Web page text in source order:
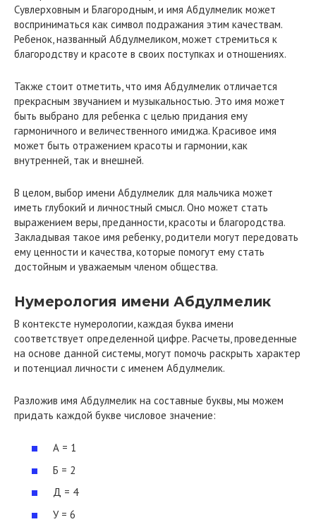
Сувлерховным и Благородным, и имя Абдулмелик может
восприниматься как символ подражания этим качествам.
Ребенок, названный Абдулмеликом, может стремиться к
благородству и красоте в своих поступках и отношениях.
Также стоит отметить, что имя Абдулмелик отличается
прекрасным звучанием и музыкальностью. Это имя может
быть выбрано для ребенка с целью придания ему
гармоничного и величественного имиджа. Красивое имя
может быть отражением красоты и гармонии, как
внутренней, так и внешней.
В целом, выбор имени Абдулмелик для мальчика может
иметь глубокий и личностный смысл. Оно может стать
выражением веры, преданности, красоты и благородства.
Закладывая такое имя ребенку, родители могут передовать
ему ценности и качества, которые помогут ему стать
достойным и уважаемым членом общества.
Нумерология имени Абдулмелик
В контексте нумерологии, каждая буква имени
соответствует определенной цифре. Расчеты, проведенные
на основе данной системы, могут помочь раскрыть характер
и потенциал личности с именем Абдулмелик.
Разложив имя Абдулмелик на составные буквы, мы можем
придать каждой букве числовое значение:
А = 1
Б = 2
Д = 4
У = 6